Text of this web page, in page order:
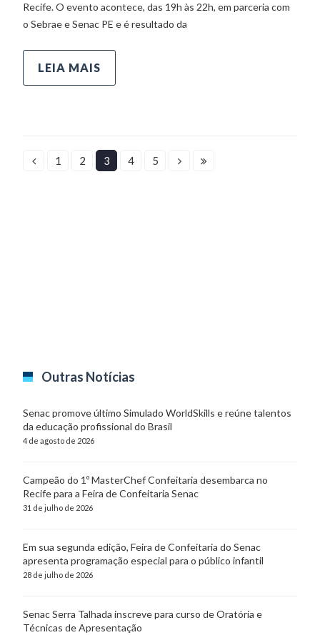
Recife. O evento acontece, das 19h às 22h, em parceria com
o Sebrae e Senac PE e é resultado da
LEIA MAIS
1 2 3 4 5
Outras Notícias
Senac promove último Simulado WorldSkills e reúne talentos
da educação profissional do Brasil
4 de agosto de 2026
Campeão do 1º MasterChef Confeitaria desembarca no
Recife para a Feira de Confeitaria Senac
31 de julho de 2026
Em sua segunda edição, Feira de Confeitaria do Senac
apresenta programação especial para o público infantil
28 de julho de 2026
Senac Serra Talhada inscreve para curso de Oratória e
Técnicas de Apresentação